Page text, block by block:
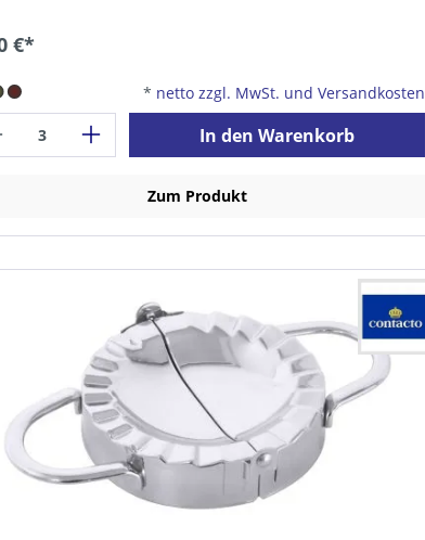
€*
* netto zzgl. MwSt. und Versandkosten
In den Warenkorb
Zum Produkt